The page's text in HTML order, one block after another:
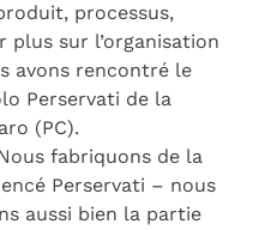
processus,
plus sur l’organisation
avons rencontré le
Perservati de la
(PC).
fabriquons de la
Perservati – nous
aussi bien la partie